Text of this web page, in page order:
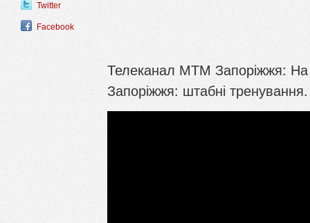
Twitter
Facebook
Телеканал МТМ Запоріжжя: На
Запоріжжя: штабні